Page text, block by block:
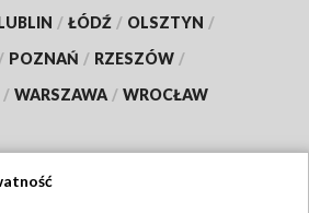
/ ŁÓDŹ / OLSZTYN /
/ POZNAŃ / RZESZÓW /
/ WARSZAWA / WROCŁAW